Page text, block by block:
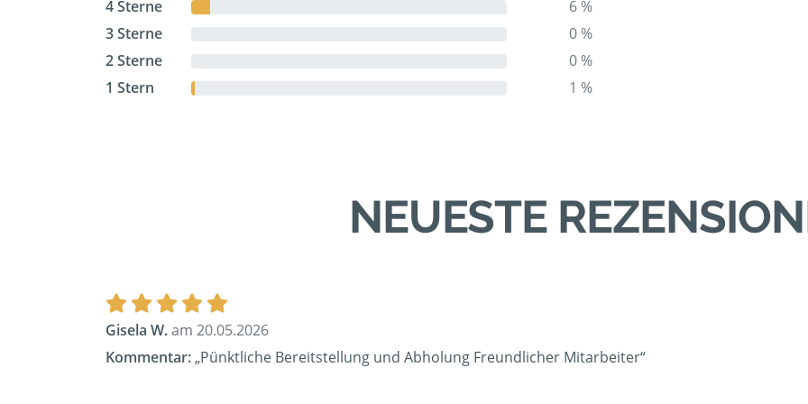
4 Sterne
6 %
3 Sterne
0 %
2 Sterne
0 %
1 Stern
1 %
NEUESTE
Gisela W.am 20.05.2026
Kommentar:„Pünktliche Bereitstellung und Abholung Freundlicher Mitarbeiter“